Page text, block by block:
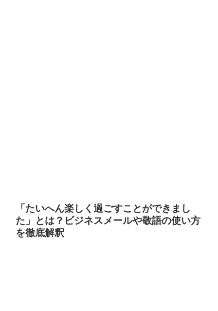
「たいへん楽しく過ごすことができまし
た」とは？ビジネスメールや敬語の使い方
を徹底解釈